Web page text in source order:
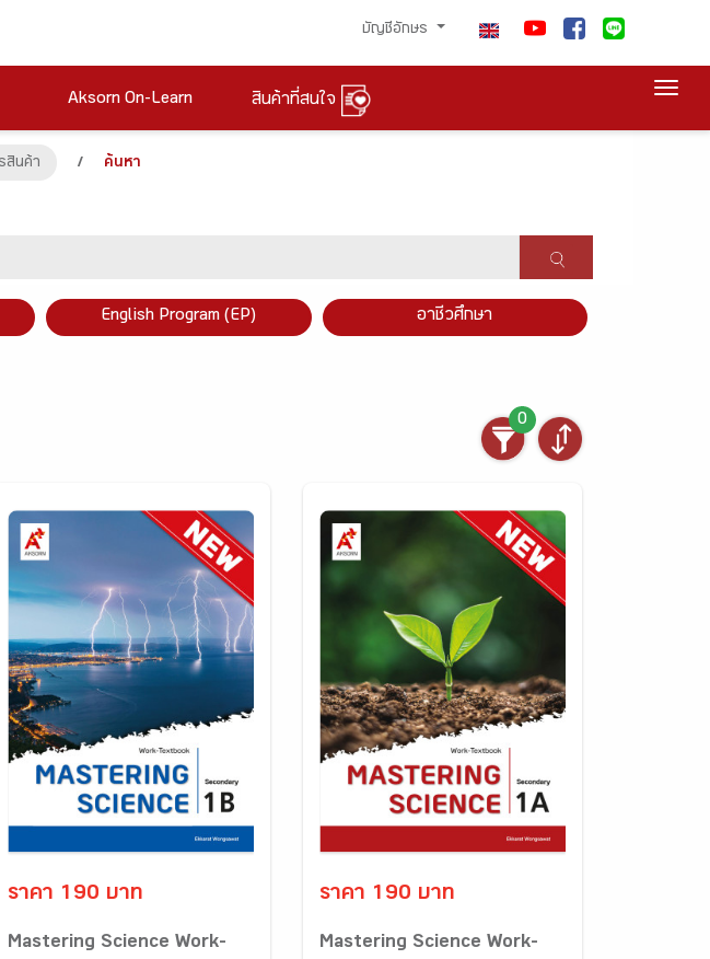
บัญชีอักษร
Aksorn On-Learn สินค้าที่สนใจ
สินค้า / ค้นหา
English Program (EP) อาชีวศึกษา
0
ราคา 190 บาท
Mastering Science Work-
ราคา 190 บาท
Mastering Science Work-